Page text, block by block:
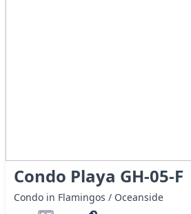
Condo Playa GH-05-F
Condo in Flamingos / Oceanside